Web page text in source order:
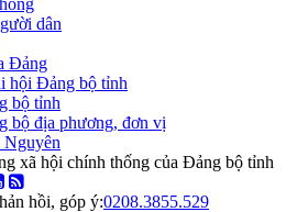
dân
Đảng
hội Đảng bộ tỉnh
bộ tỉnh
bộ địa phương, đơn vị
xã hội chính thống của Đảng bộ tỉnh
hồi, góp ý:0208.3855.529